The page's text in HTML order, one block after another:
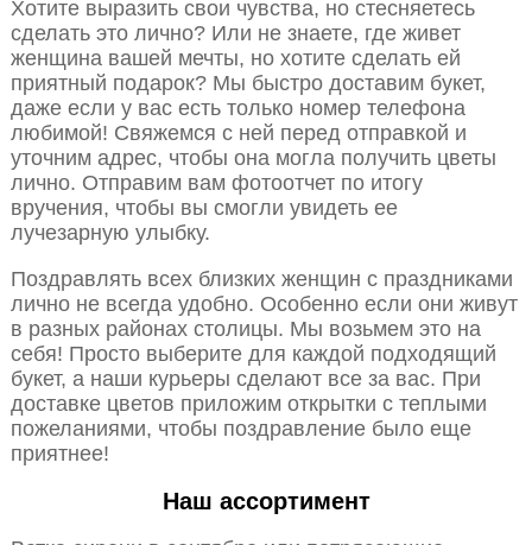
Хотите выразить свои чувства, но стесняетесь
сделать это лично? Или не знаете, где живет
женщина вашей мечты, но хотите сделать ей
приятный подарок? Мы быстро доставим букет,
даже если у вас есть только номер телефона
любимой! Свяжемся с ней перед отправкой и
уточним адрес, чтобы она могла получить цветы
лично. Отправим вам фотоотчет по итогу
вручения, чтобы вы смогли увидеть ее
лучезарную улыбку.
Поздравлять всех близких женщин с праздниками
лично не всегда удобно. Особенно если они живут
в разных районах столицы. Мы возьмем это на
себя! Просто выберите для каждой подходящий
букет, а наши курьеры сделают все за вас. При
доставке цветов приложим открытки с теплыми
пожеланиями, чтобы поздравление было еще
приятнее!
Наш ассортимент